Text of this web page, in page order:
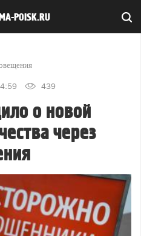
POISK.RU
439
о новой
через